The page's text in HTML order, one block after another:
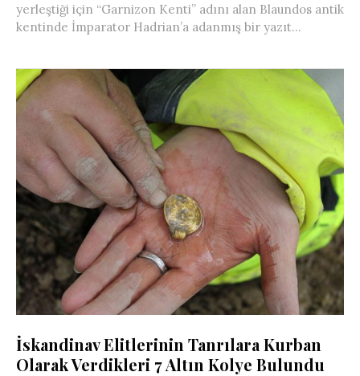
yerleştiği için “Garnizon Kenti” adını alan Blaundos antik
kentinde İmparator Hadrian’a adanmış bir yazıt...
İskandinav Elitlerinin Tanrılara Kurban
Olarak Verdikleri 7 Altın Kolye Bulundu